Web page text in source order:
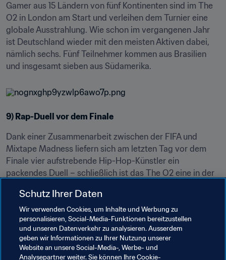
Gamer aus 15 Ländern von fünf Kontinenten sind im The
O2 in London am Start und verleihen dem Turnier eine
globale Ausstrahlung. Wie schon im vergangenen Jahr
ist Deutschland wieder mit den meisten Aktiven dabei,
nämlich sechs. Fünf Teilnehmer kommen aus Brasilien
und insgesamt sieben aus Südamerika.
9) Rap-Duell vor dem Finale
Dank einer Zusammenarbeit zwischen der FIFA und
Mixtape Madness liefern sich am letzten Tag vor dem
Finale vier aufstrebende Hip-Hop-Künstler ein
packendes Duell – schließlich ist das The O2 eine in der
entscheidenden Spiel wird ein Künstler zum FIFA Head 2
Head Freestyle Champion 2019 gekrönt.
10) Erste Eindrücke von FIFA 20
Interesse an einem exklusiven Blick auf EA SPORTS FIFA
Schutz Ihrer Daten
Wir verwenden Cookies, um Inhalte und Werbung zu
personalisieren, Social-Media-Funktionen bereitzustellen
und unseren Datenverkehr zu analysieren. Ausserdem
geben wir Informationen zu Ihrer Nutzung unserer
Website an unsere Social-Media-, Werbe- und
Analysepartner weiter. Sie können Ihre Cookie-